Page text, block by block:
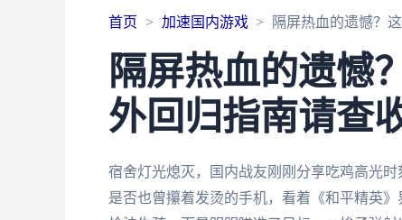
首页 加速国内游戏 隔屏热血的遗憾？
隔屏热血的遗憾
外回归指南请查
宿舍灯光熄灭，国内战友刚刚分享吃鸡高光
是否也曾攥着发烫的手机，看着《和平精英